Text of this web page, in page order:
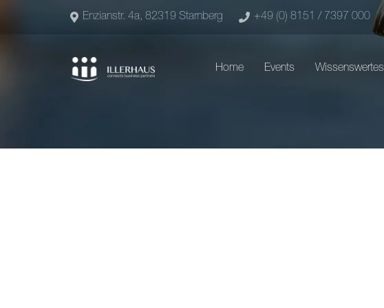
Enzianstr. 4a, 82319 Starnberg +49 (0) 8151 / 7397 000
Home Events Wissenswertes